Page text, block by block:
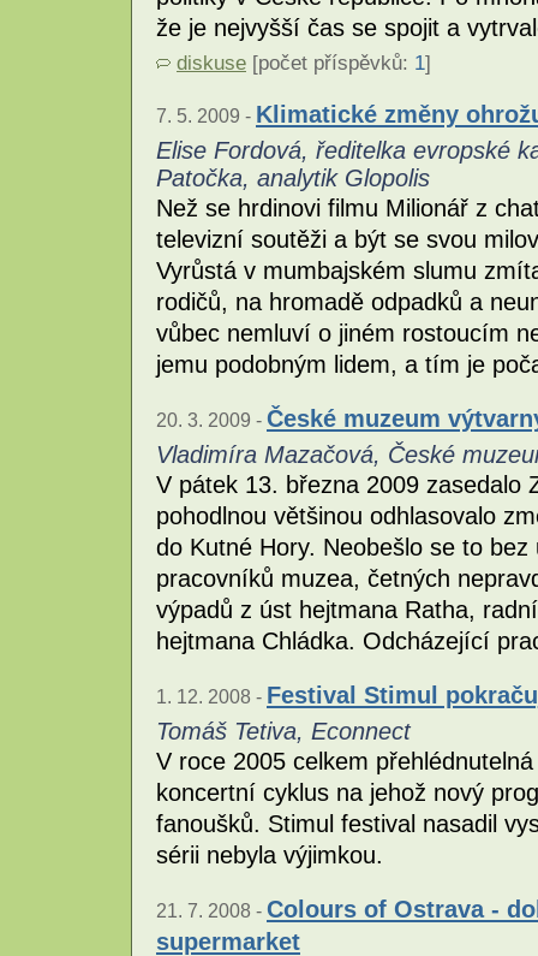
že je nejvyšší čas se spojit a
diskuse [počet příspěvků: 1]
7. 5. 2009 - Klimatické změny
Elise Fordová, ředitelka evropské
Patočka, analytik Glopolis
Než se hrdinovi filmu Milionář z
televizní soutěži a být se svou
Vyrůstá v mumbajském slumu
rodičů, na hromadě odpadků a
vůbec nemluví o jiném rostoucím
jemu podobným lidem, a tím je
20. 3. 2009 - České muzeum
Vladimíra Mazačová, České
V pátek 13. března 2009 zasedalo
pohodlnou většinou odhlasovalo
do Kutné Hory. Neobešlo se to
pracovníků muzea, četných
výpadů z úst hejtmana Ratha,
hejtmana Chládka. Odcházející
1. 12. 2008 - Festival Stimul
Tomáš Tetiva, Econnect
V roce 2005 celkem
koncertní cyklus na jehož nový
fanoušků. Stimul festival nasadil
sérii nebyla výjimkou.
21. 7. 2008 - Colours of Ostrava -
supermarket